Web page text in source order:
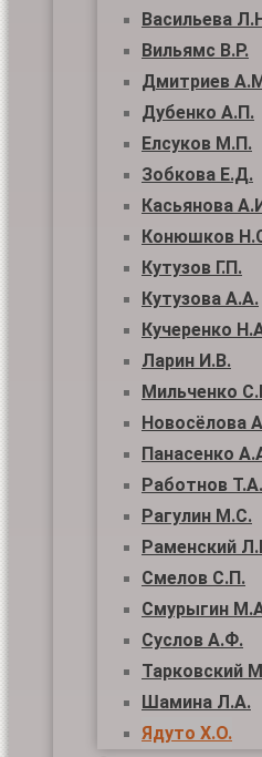
Васильева
Вильямс В.Р.
Дмитриев
Дубенко А.П.
Елсуков М.П.
Зобкова Е.Д.
Касьянова
Конюшков
Кутузов Г.П.
Кутузова А.А.
Кучеренко
Ларин И.В.
Мильченко
Новосёлова
Панасенко
Работнов Т.А.
Рагулин М.С.
Раменский
Смелов С.П.
Смурыгин
Суслов А.Ф.
Тарковский
Шамина Л.А.
Ядуто Х.О.